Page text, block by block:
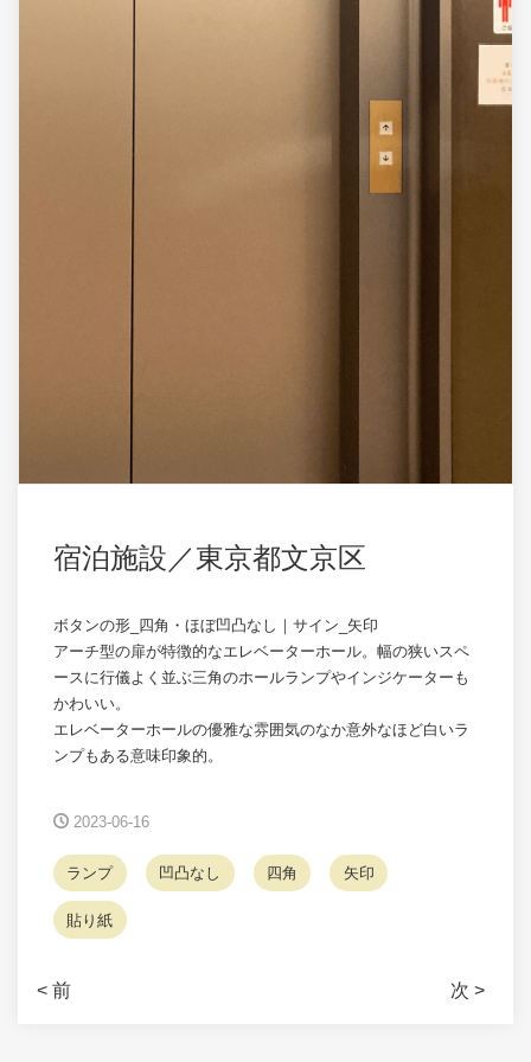
宿泊施設／東京都文京区
ボタンの形_四角・ほぼ凹凸なし｜サイン_矢印
アーチ型の扉が特徴的なエレベーターホール。幅の狭いスペ
ースに行儀よく並ぶ三角のホールランプやインジケーターも
かわいい。
エレベーターホールの優雅な雰囲気のなか意外なほど白いラ
ンプもある意味印象的。
2023-06-16
ランプ 凹凸なし 四角 矢印
貼り紙
< 前 次 >